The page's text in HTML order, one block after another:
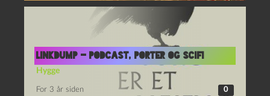
Linkdump – podcast, Porter og scifi
Hygge
For 3 år siden 0